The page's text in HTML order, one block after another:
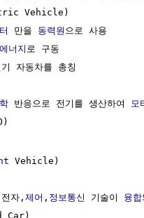
Vehicle)
만을 동력원 으로 사용
너지 로 구동
자동차를 총칭
반응으로 전기를 생산하여
모
Vehicle)
자,
제어 , 정보통신 기술이 융합
Car)